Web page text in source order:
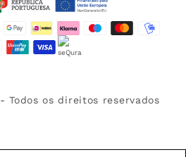
- Todos os direitos reservados